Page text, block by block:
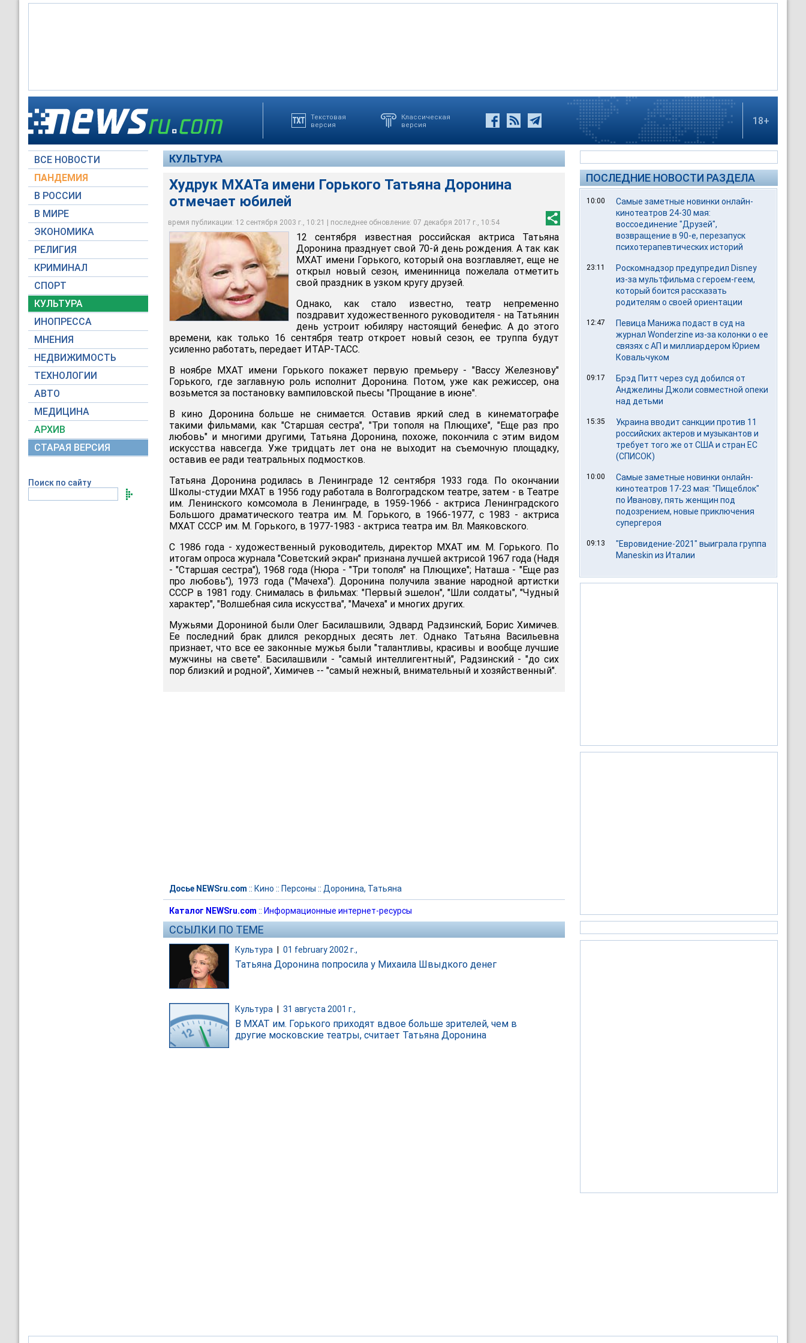
Текстовая
версия
Классическая
версия
18+
ВСЕ НОВОСТИ
ПАНДЕМИЯ
В РОССИИ
В МИРЕ
ЭКОНОМИКА
РЕЛИГИЯ
КРИМИНАЛ
СПОРТ
КУЛЬТУРА
ИНОПРЕССА
МНЕНИЯ
НЕДВИЖИМОСТЬ
ТЕХНОЛОГИИ
АВТО
МЕДИЦИНА
АРХИВ
СТАРАЯ ВЕРСИЯ
Поиск по сайту
КУЛЬТУРА
Худрук МХАТа имени Горького Татьяна Доронина
отмечает юбилей
время публикации: 12 сентября 2003 г., 10:21 | последнее обновление: 07 декабря 2017 г., 10:54
Худрук МХАТа имени Горького Татьяна Доронина отмечает юбилей
Архив NEWSru.com
12 сентября известная российская актриса Татьяна
Доронина празднует свой 70-й день рождения. А так как
МХАТ имени Горького, который она возглавляет, еще не
открыл новый сезон, именинница пожелала отметить
свой праздник в узком кругу друзей.
Однако, как стало известно, театр непременно
поздравит художественного руководителя - на Татьянин
день устроит юбиляру настоящий бенефис. А до этого
времени, как только 16 сентября театр откроет новый сезон, ее труппа будут
усиленно работать, передает ИТАР-ТАСС.
В ноябре МХАТ имени Горького покажет первую премьеру - "Вассу Железнову"
Горького, где заглавную роль исполнит Доронина. Потом, уже как режиссер, она
возьмется за постановку вампиловской пьесы "Прощание в июне".
В кино Доронина больше не снимается. Оставив яркий след в кинематографе
такими фильмами, как "Старшая сестра", "Три тополя на Плющихе", "Еще раз про
любовь" и многими другими, Татьяна Доронина, похоже, покончила с этим видом
искусства навсегда. Уже тридцать лет она не выходит на съемочную площадку,
оставив ее ради театральных подмостков.
Татьяна Доронина родилась в Ленинграде 12 сентября 1933 года. По окончании
Школы-студии МХАТ в 1956 году работала в Волгоградском театре, затем - в Театре
им. Ленинского комсомола в Ленинграде, в 1959-1966 - актриса Ленинградского
Большого драматического театра им. М. Горького, в 1966-1977, с 1983 - актриса
МХАТ СССР им. М. Горького, в 1977-1983 - актриса театра им. Вл. Маяковского.
С 1986 года - художественный руководитель, директор МХАТ им. М. Горького. По
итогам опроса журнала "Советский экран" признана лучшей актрисой 1967 года (Надя
- "Старшая сестра"), 1968 года (Нюра - "Три тополя" на Плющихе"; Наташа - "Еще раз
про любовь"), 1973 года ("Мачеха"). Доронина получила звание народной артистки
СССР в 1981 году. Снималась в фильмах: "Первый эшелон", "Шли солдаты", "Чудный
характер", "Волшебная сила искусства", "Мачеха" и многих других.
Мужьями Дорониной были Олег Басилашвили, Эдвард Радзинский, Борис Химичев.
Ее последний брак длился рекордных десять лет. Однако Татьяна Васильевна
признает, что все ее законные мужья были "талантливы, красивы и вообще лучшие
мужчины на свете". Басилашвили - "самый интеллигентный", Радзинский - "до сих
пор близкий и родной", Химичев -- "самый нежный, внимательный и хозяйственный".
Досье NEWSru.com :: Кино :: Персоны :: Доронина, Татьяна
Каталог NEWSru.com :: Информационные интернет-ресурсы
ССЫЛКИ ПО ТЕМЕ
Культура 01 february 2002 г.,
Татьяна Доронина попросила у Михаила Швыдкого денег
Культура 31 августа 2001 г.,
В МХАТ им. Горького приходят вдвое больше зрителей, чем в
другие московские театры, считает Татьяна Доронина
ПОСЛЕДНИЕ НОВОСТИ РАЗДЕЛА
10:00
Самые заметные новинки онлайн-
кинотеатров 24-30 мая:
воссоединение "Друзей",
возвращение в 90-е, перезапуск
психотерапевтических историй
23:11
Роскомнадзор предупредил Disney
из-за мультфильма c героем-геем,
который боится рассказать
родителям о своей ориентации
12:47
Певица Манижа подаст в суд на
журнал Wonderzine из-за колонки о ее
связях с АП и миллиардером Юрием
Ковальчуком
09:17
Брэд Питт через суд добился от
Анджелины Джоли совместной опеки
над детьми
15:35
Украина вводит санкции против 11
российских актеров и музыкантов и
требует того же от США и стран ЕС
(СПИСОК)
10:00
Самые заметные новинки онлайн-
кинотеатров 17-23 мая: "Пищеблок"
по Иванову, пять женщин под
подозрением, новые приключения
супергероя
09:13
"Евровидение-2021" выиграла группа
Maneskin из Италии